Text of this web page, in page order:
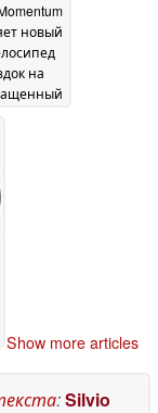
новый
на
Show more articles
:Silvio